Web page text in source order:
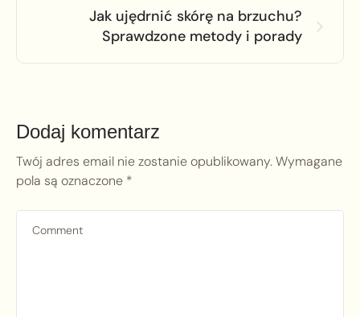
Jak ujędrnić skórę na brzuchu?
Sprawdzone metody i porady
Dodaj komentarz
Twój adres email nie zostanie opublikowany.Wymagane
pola są oznaczone *